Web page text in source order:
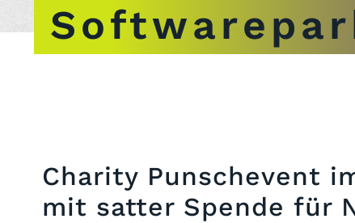
Charity Punschevent
mit satter Spende für